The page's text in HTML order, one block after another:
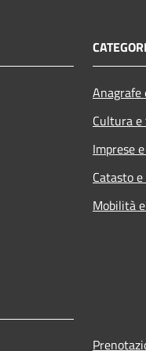
Cultura
Imprese
Catasto
Mobilità